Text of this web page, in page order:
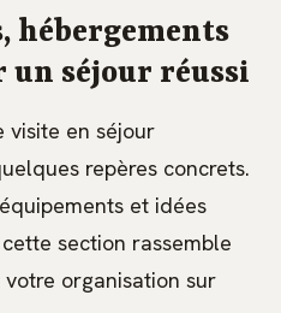
hébergements
un séjour réussi
visite en séjour
repères concrets.
et idées
section rassemble
organisation sur